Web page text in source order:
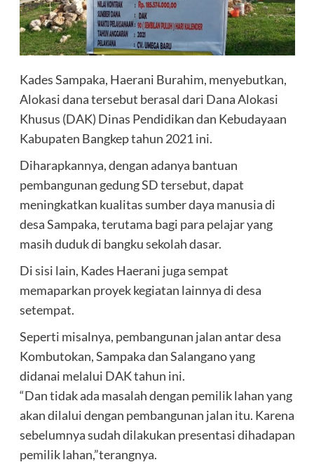
Kades Sampaka, Haerani Burahim, menyebutkan,
Alokasi dana tersebut berasal dari Dana Alokasi
Khusus (DAK) Dinas Pendidikan dan Kebudayaan
Kabupaten Bangkep tahun 2021 ini.
Diharapkannya, dengan adanya bantuan
pembangunan gedung SD tersebut, dapat
meningkatkan kualitas sumber daya manusia di
desa Sampaka, terutama bagi para pelajar yang
masih duduk di bangku sekolah dasar.
Di sisi lain, Kades Haerani juga sempat
memaparkan proyek kegiatan lainnya di desa
setempat.
Seperti misalnya, pembangunan jalan antar desa
Kombutokan, Sampaka dan Salangano yang
didanai melalui DAK tahun ini.
“Dan tidak ada masalah dengan pemilik lahan yang
akan dilalui dengan pembangunan jalan itu. Karena
sebelumnya sudah dilakukan presentasi dihadapan
pemilik lahan,”terangnya.